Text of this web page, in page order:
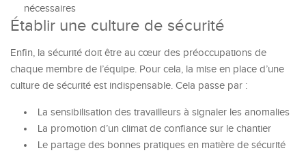
nécessaires
Établir une culture de sécurité
Enfin, la sécurité doit être au cœur des préoccupations de
chaque membre de l’équipe. Pour cela, la mise en place d’une
culture de sécurité est indispensable. Cela passe par :
La sensibilisation des travailleurs à signaler les anomalies
La promotion d’un climat de confiance sur le chantier
Le partage des bonnes pratiques en matière de sécurité